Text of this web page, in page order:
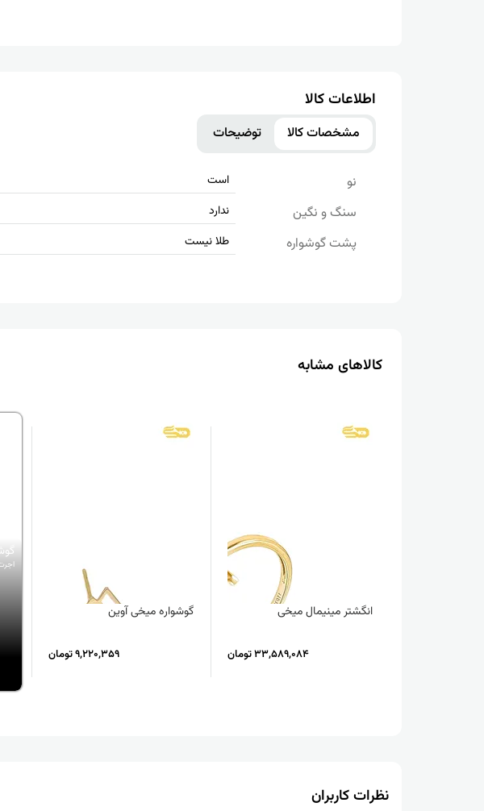
اطلاعات کالا
مشخصات کالا توضیحات
نو است
سنگ و نگین ندارد
پشت گوشواره طلا نیست
کالاهای مشابه
انگشتر مینیمال میخی
33,589,084 تومان
گوشواره میخی آوین
9,220,359 تومان
اجرت:
نظرات کاربران